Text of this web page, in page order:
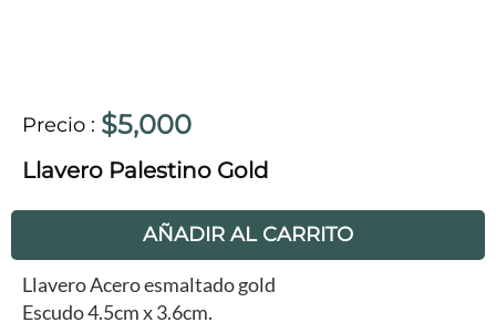
Precio : $5,000
Llavero Palestino Gold
AÑADIR AL CARRITO
Llavero Acero esmaltado gold
Escudo 4.5cm x 3.6cm.